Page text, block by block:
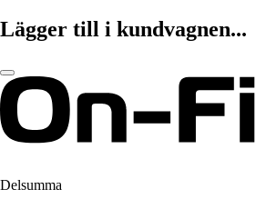
Lägger till i kundvagnen...
Delsumma